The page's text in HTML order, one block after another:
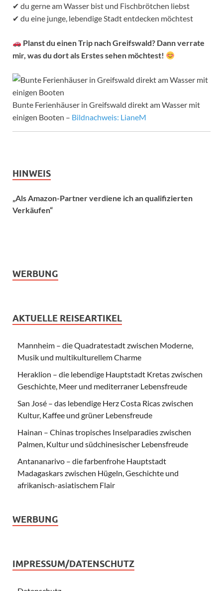
✔ du gerne am Wasser bist und Fischbrötchen liebst
✔ du eine junge, lebendige Stadt entdecken möchtest
Planst du einen Trip nach Greifswald? Dann verrate
mir, was du dort als Erstes sehen möchtest!
Bunte Ferienhäuser in Greifswald direkt am Wasser mit
einigen Booten – Bildnachweis: LianeM
HINWEIS
„Als Amazon-Partner verdiene ich an qualifizierten
Verkäufen“
WERBUNG
AKTUELLE REISEARTIKEL
Mannheim – die Quadratestadt zwischen Moderne,
Musik und multikulturellem Charme
Heraklion – die lebendige Hauptstadt Kretas zwischen
Geschichte, Meer und mediterraner Lebensfreude
San José – das lebendige Herz Costa Ricas zwischen
Kultur, Kaffee und grüner Lebensfreude
Hainan – Chinas tropisches Inselparadies zwischen
Palmen, Kultur und südchinesischer Lebensfreude
Antananarivo – die farbenfrohe Hauptstadt
Madagaskars zwischen Hügeln, Geschichte und
afrikanisch-asiatischem Flair
WERBUNG
IMPRESSUM/DATENSCHUTZ